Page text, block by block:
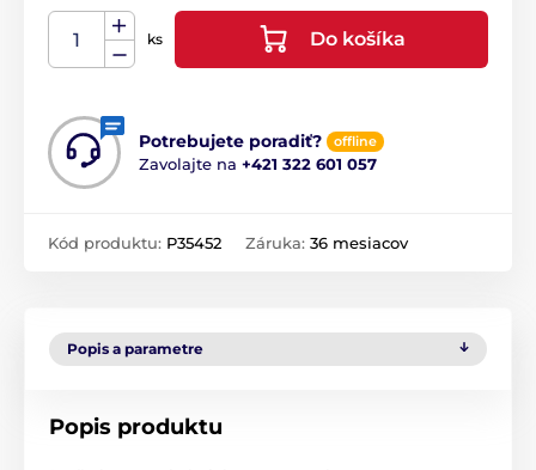
ks Do košíka
Potrebujete poradiť? offline
Zavolajte na +421 322 601 057
Kód produktu: P35452 Záruka: 36 mesiacov
Popis a parametre
Popis produktu